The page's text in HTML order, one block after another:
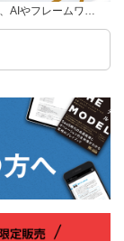
AIやフレームワ…